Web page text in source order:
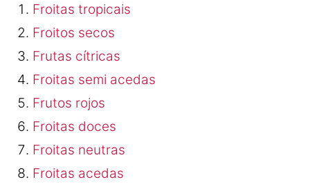
Froitas tropicais
Froitos secos
Frutas cítricas
Froitas semi acedas
Frutos rojos
Froitas doces
Froitas neutras
Froitas acedas